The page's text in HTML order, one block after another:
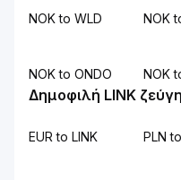
NOK to WLD NOK
NOK to ONDO NOK
Δημοφιλή LINK
EUR to LINK PLN